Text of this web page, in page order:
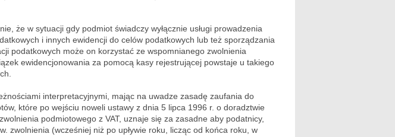
że w sytuacji gdy podmiot świadczy wyłącznie usługi prowadzenia
i innych ewidencji do celów podatkowych lub też sporządzania
podatkowych może on korzystać ze wspomnianego zwolnienia
ewidencjonowania za pomocą kasy rejestrującej powstaje u takiego
interpretacyjnymi, mając na uwadze zasadę zaufania do
które po wejściu noweli ustawy z dnia 5 lipca 1996 r. o doradztwie
podmiotowego z VAT, uznaje się za zasadne aby podatnicy,
zwolnienia (wcześniej niż po upływie roku, licząc od końca roku, w